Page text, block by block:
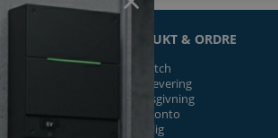
PRODUKT & ORDRE
Prismatch
Fragt/levering
Tilbudsgivning
Firmakonto
Offentlig